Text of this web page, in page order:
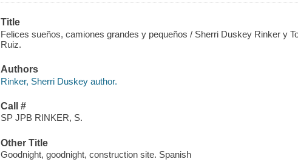
Title
Felices sueños, camiones grandes y pequeños / Sherri Duskey Rinker y
Ruiz.
Authors
Rinker, Sherri Duskey author.
Call #
SP JPB RINKER, S.
Other Title
Goodnight, goodnight, construction site. Spanish